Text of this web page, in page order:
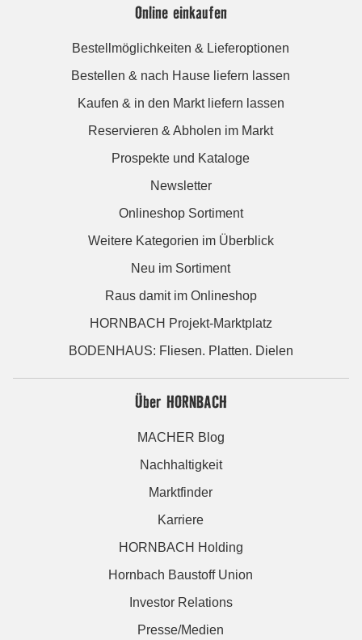
Online einkaufen
Bestellmöglichkeiten & Lieferoptionen
Bestellen & nach Hause liefern lassen
Kaufen & in den Markt liefern lassen
Reservieren & Abholen im Markt
Prospekte und Kataloge
Newsletter
Onlineshop Sortiment
Weitere Kategorien im Überblick
Neu im Sortiment
Raus damit im Onlineshop
HORNBACH Projekt-Marktplatz
BODENHAUS: Fliesen. Platten. Dielen
Über HORNBACH
MACHER Blog
Nachhaltigkeit
Marktfinder
Karriere
HORNBACH Holding
Hornbach Baustoff Union
Investor Relations
Presse/Medien